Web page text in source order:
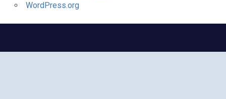
WordPress.org